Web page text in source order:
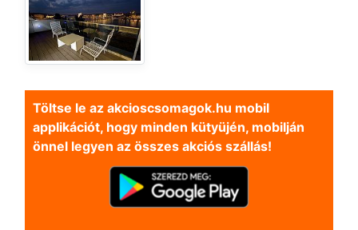
Töltse le az akcioscsomagok.hu mobil
applikációt, hogy minden kütyüjén, mobilján
önnel legyen az összes akciós szállás!